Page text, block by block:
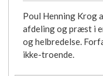
Poul Henning Krog
afdeling og præst i
og helbredelse.
ikke-troende.